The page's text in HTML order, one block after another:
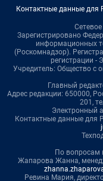
Контактные данные для
Зарегистрировано
информационных
(Роскомнадзор).
регистрации -
Учредитель: Общество с
Главный
Адрес редакции: 650000,
201,
Электронный
Контактные данные для
По вопросам
Жапарова Жанна,
Ревина Мария,